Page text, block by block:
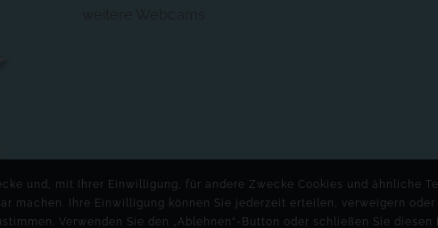
und, mit Ihrer Einwilligung, für andere Zwecke Cookies und ähnliche
machen. Ihre Einwilligung können Sie jederzeit erteilen, verweigern
Verwenden Sie den „Ablehnen“-Button oder schließen Sie